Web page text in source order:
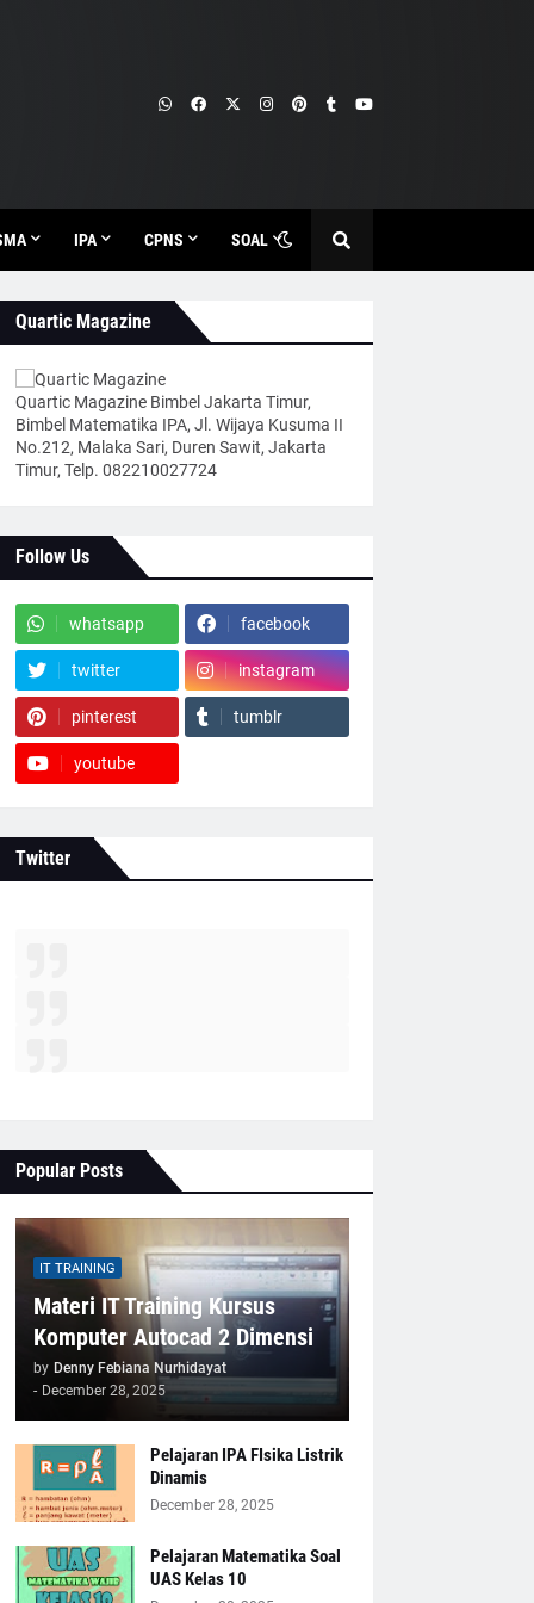
IPA CPNS SOAL
Quartic Magazine
Quartic Magazine Bimbel Jakarta Timur,
Bimbel Matematika IPA, Jl. Wijaya Kusuma II
No.212, Malaka Sari, Duren Sawit, Jakarta
Timur, Telp. 082210027724
Follow Us
whatsapp facebook
twitter instagram
pinterest tumblr
youtube
Twitter
Popular Posts
IT TRAINING
Materi IT Training Kursus
Komputer Autocad 2 Dimensi
by Denny Febiana Nurhidayat
- December 28, 2025
Pelajaran IPA FIsika Listrik
Dinamis
December 28, 2025
Pelajaran Matematika Soal
UAS Kelas 10